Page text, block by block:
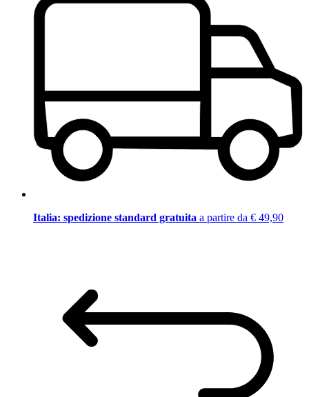
Italia: spedizione standard gratuita a partire da € 49,90